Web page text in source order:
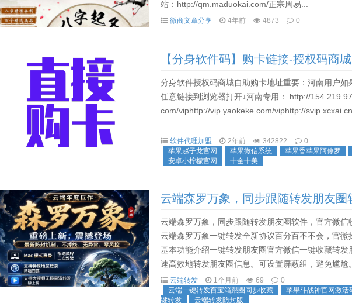
站：http://qm.maduokai.com/正宗周易...
微商文章分享 4年前 4873 0
【分身软件码】购卡链接-授权码商
卡|点击进入
分身软件授权码商城自助购卡地址重要：河南用户
任意链接到浏览器打开↓河南专用： http://
com/viphttp://vip.yaokeke.com/viphttp://
软件代理加盟 2年前 342822
0
苹果赵子龙官网
苹果微信系统 苹果香苹果阿修罗
安卓小柠檬官网
十全十美
云端森罗万象，同步跟随转发朋友
云端森罗万象，同步跟随转发朋友圈软件，官方微信
云端森罗万象一键转发全新协议百分百不不会，官
基本功能介绍一键转发朋友圈官方微信一键收藏转
速高效地转发朋友圈信息。可设置屏蔽组，避免尴
转发朋友圈，即大号发圈小号同步跟随转发。支持同
云端转发 1个月前 69
0
云端一键转发百宝箱跟圈同步收藏
苹果斗战神官网激
键转发
云端转发防封版